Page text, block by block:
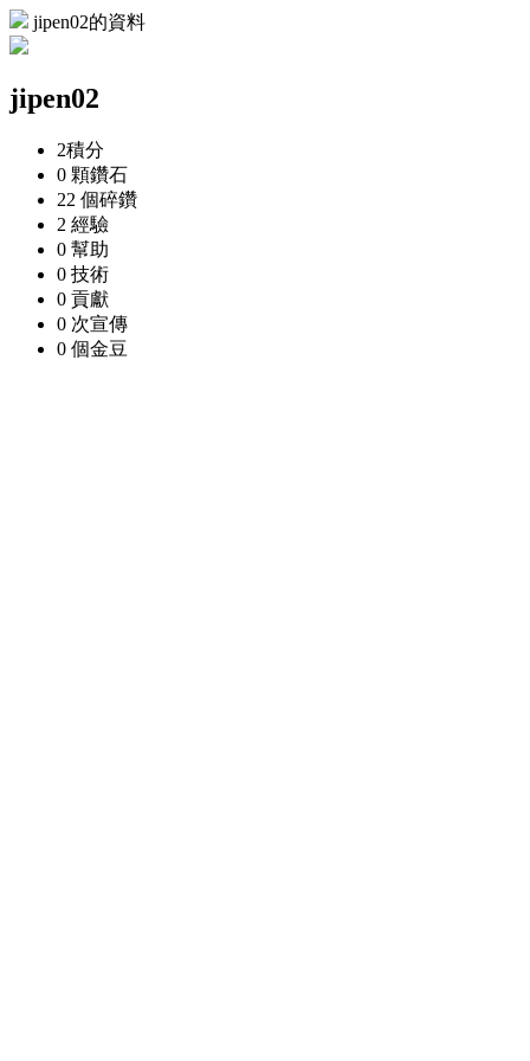
jipen02的資料
jipen02
2積分
0 顆鑽石
22 個碎鑽
2 經驗
0 幫助
0 技術
0 貢獻
0 次宣傳
0 個金豆